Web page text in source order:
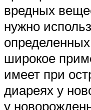
вредных
нужно
широкое
имеет при
диареях у
у